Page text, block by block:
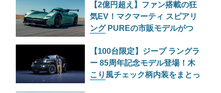
EXPERIENCE」とは
【2億円超え】ファン搭載の狂
気EV！マクマーティ スピアリ
ング PUREの市販モデルがつ
【100台限定】ジープ ラングラ
ー 85周年記念モデル登場！木
こり風チェック柄内装をまとっ